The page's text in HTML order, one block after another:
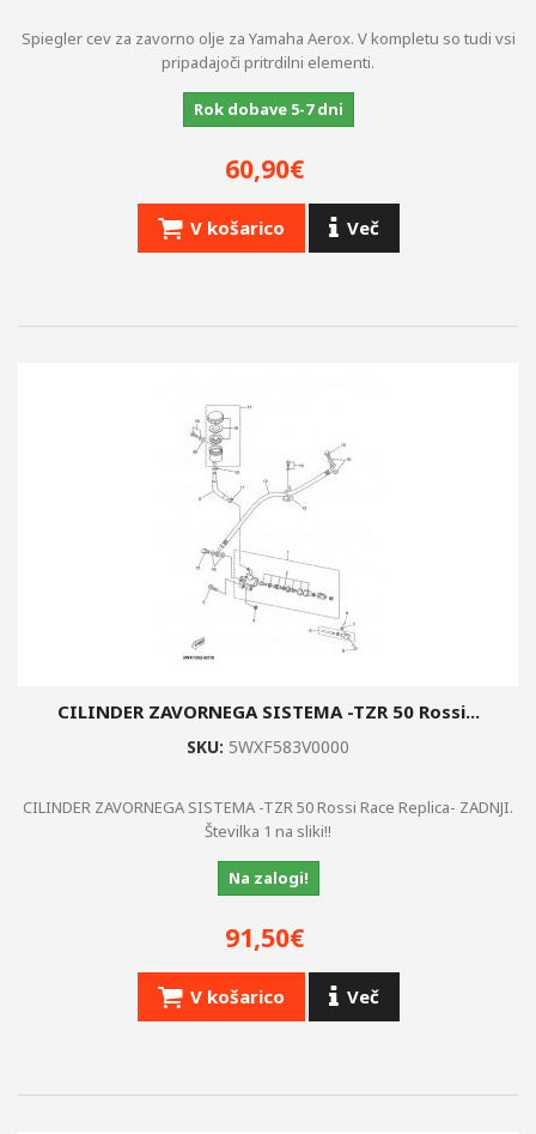
Spiegler cev za zavorno olje za Yamaha Aerox. V kompletu so tudi vsi
pripadajoči pritrdilni elementi.
Rok dobave 5-7 dni
60,90€
V košarico Več
CILINDER ZAVORNEGA SISTEMA -TZR 50 Rossi...
SKU: 5WXF583V0000
CILINDER ZAVORNEGA SISTEMA -TZR 50 Rossi Race Replica- ZADNJI.
Številka 1 na sliki!!
Na zalogi!
91,50€
V košarico Več